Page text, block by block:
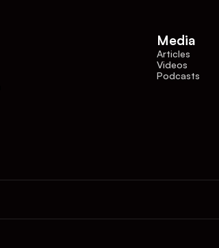
Media
Articles
Videos
Podcasts